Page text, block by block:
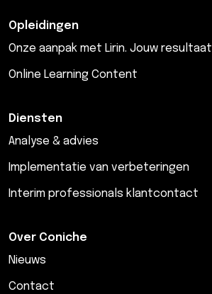
Opleidingen
Onze aanpak met Lirin. Jouw resultaat
Online Learning Content
Diensten
Analyse & advies
Implementatie van verbeteringen
Interim professionals klantcontact
Over Coniche
Nieuws
Contact